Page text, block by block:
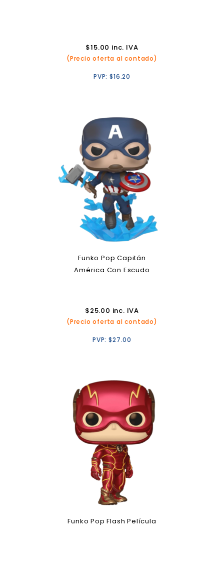
$15.00 inc. IVA
(Precio oferta al contado)
PVP:$16.20
Funko Pop Capitán
América Con Escudo
$25.00 inc. IVA
(Precio oferta al contado)
PVP:$27.00
Funko Pop Flash Película